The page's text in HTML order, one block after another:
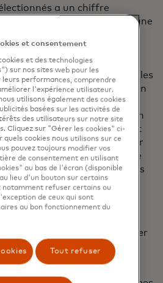
a un chiffre
de dollars ou plus en CRQ, une
de CRQ, une large
pour le cyber-risque
de la part des clients de
dans son rapport que les
sont confrontées en
"le manque de
analytiques et d'adhésion
Mastercard Cyber Quant
de la QRC basée sur
pour les organisations de
approche de la gestion des
basé sur les rôles, ce qui
facilement leurs
des risques.
des cyber-risques, Cyber
à :
et consentement
et des technologies
sur nos sites web pour les
performances, comprendre
l'expérience utilisateur.
utilisons également des cookies
basées sur les activités de
des utilisateurs sur notre site
Cliquez sur "Gérer les cookies" ci-
quels cookies nous utilisons sur ce
pouvez toujours modifier vos
de consentement en utilisant
au bas de l'écran (disponible
lieu d'un bouton sur certains
notamment refuser certains ou
de ceux qui sont
au bon fonctionnement du
Tout refuser